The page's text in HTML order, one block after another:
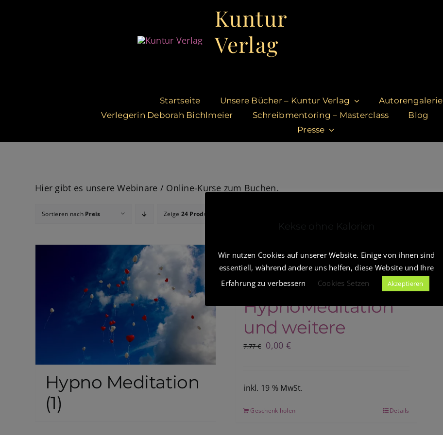
Kuntur
Verlag
Startseite Unsere Bücher – Kuntur Verlag
Autorengalerie
Verlegerin Deborah Bichlmeier
Schreibmentoring – Masterclass Blog
Presse
Hier gibt es unsere Webinare / Online-Kurse zum Buchen.
Sortieren nach Preis Zeige 24 Produkte
Hypno Meditation
(1)
Sale!
Blockadenlösung –
Der Eisblock –
HypnoMeditation
und weitere
7,77€
Ursprünglicher
7,77 €
0,00 €Aktueller
0,00 €.
inkl. 19 % MwSt.
Geschenk holen Details
Wir nutzen Cookies auf unserer Website. Einige von ihnen sind
essentiell, während andere uns helfen, diese Website und Ihre
Erfahrung zu verbessern
Cookies Setzen Akzeptieren